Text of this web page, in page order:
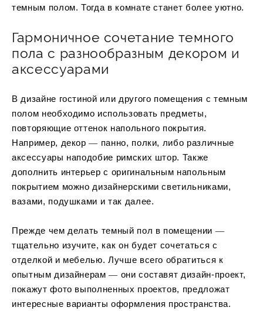
темным полом. Тогда в комнате станет более уютно.
Гармоничное сочетание темного
пола с разнообразным декором и
аксессуарами
В дизайне гостиной или другого помещения с темным
полом необходимо использовать предметы,
повторяющие оттенок напольного покрытия.
Например, декор ― панно, полки, либо различные
аксессуары наподобие римских штор. Также
дополнить интерьер с оригинальным напольным
покрытием можно дизайнерскими светильниками,
вазами, подушками и так далее.
Прежде чем делать темный пол в помещении ―
тщательно изучите, как он будет сочетаться с
отделкой и мебелью. Лучше всего обратиться к
опытным дизайнерам ― они составят дизайн-проект,
покажут фото выполненных проектов, предложат
интересные варианты оформления пространства.